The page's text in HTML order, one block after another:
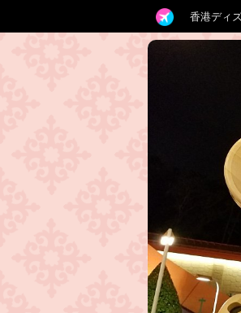
香港ディ